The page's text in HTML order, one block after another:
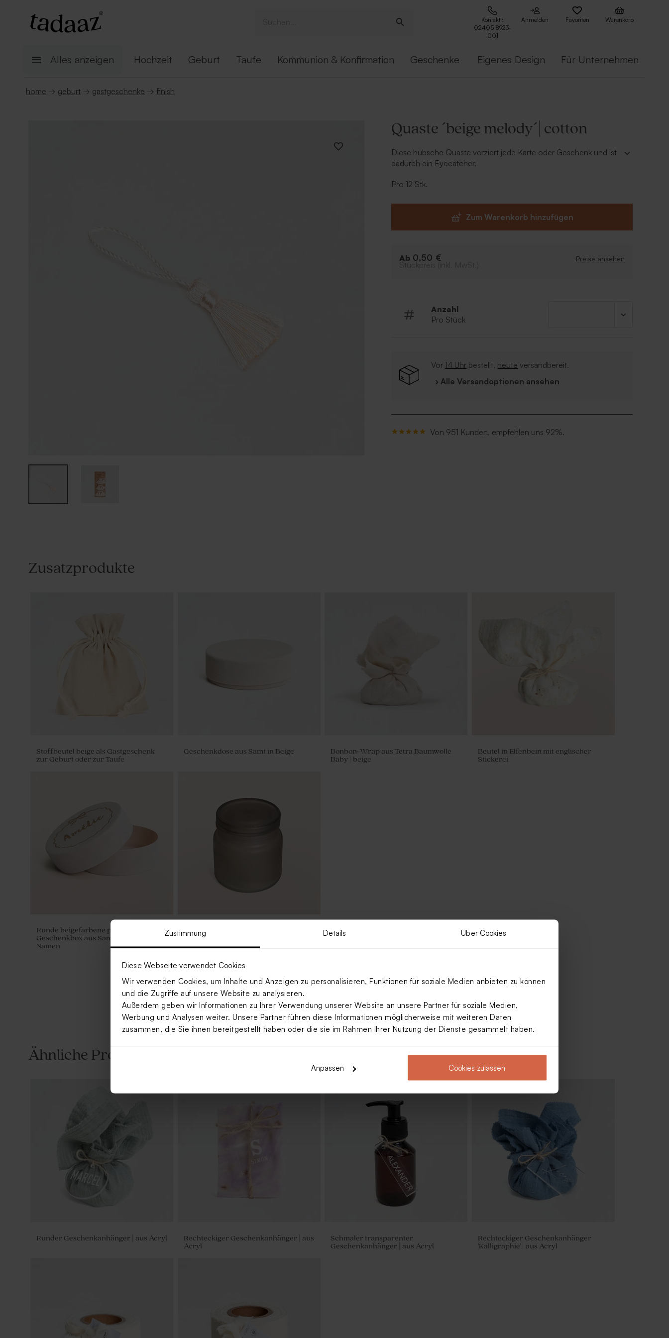
Zustimmung Details Über Cookies
Diese Webseite verwendet Cookies
Wir verwenden Cookies, um Inhalte und Anzeigen zu personalisieren, Funktionen für soziale Medien anbieten zu können
und die Zugriffe auf unsere Website zu analysieren.
Außerdem geben wir Informationen zu Ihrer Verwendung unserer Website an unsere Partner für soziale Medien,
Werbung und Analysen weiter. Unsere Partner führen diese Informationen möglicherweise mit weiteren Daten
zusammen, die Sie ihnen bereitgestellt haben oder die sie im Rahmen Ihrer Nutzung der Dienste gesammelt haben.
Anpassen Cookies zulassen
Kontakt :
02405 8923-
001
Anmelden Favoriten Warenkorb
Alles anzeigen Hochzeit Geburt Taufe Kommunion & Konfirmation Geschenke Eigenes Design Für Unternehmen
home → geburt → gastgeschenke → finish
Quaste ´beige melody´| cotton
Diese hübsche Quaste verziert jede Karte oder Geschenk und ist
dadurch ein Eyecatcher.
Pro 12 Stk.
Zum Warenkorb hinzufügen
Ab 0,50 € Preise ansehen
Anzahl
Pro Stück
Vor 14 Uhr bestellt, heute versandbereit.
› Alle Versandoptionen ansehen
Von 951 Kunden, empfehlen uns 92%.
Zusatzprodukte
Stoffbeutel beige als Gastgeschenk
zur Geburt oder zur Taufe
Geschenkdose aus Samt in Beige
Bonbon-Wrap aus Tetra Baumwolle
Baby | beige
Beutel in Elfenbein mit englischer
Stickerei
Runde beigefarbene personalisierte
Geschenkbox aus Samt mit gelasertem
Namen
Kleines sandfarbenes Vorratsglas mit
Glasdeckel zur Geburt oder Taufe
Bleistift aus Holz mit beigem Windrad
Mehr anzeigen
Ähnliche Produkte
Runder Geschenkanhänger | aus Acryl
Rechteckiger Geschenkanhänger | aus
Acryl
Schmaler transparenter
Geschenkanhänger | aus Acryl
Rechteckiger Geschenkanhänger
'Kalligraphie' | aus Acryl